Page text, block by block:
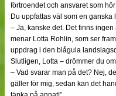
förtroendet och ansvaret som
Du uppfattas väl som en
– Ja, kanske det. Det finns
menar Lotta Rohlin, som ser
uppdrag i den blågula
Slutligen, Lotta – drömmer du
– Vad svarar man på det? Nej,
gäller för mig, sedan kan det